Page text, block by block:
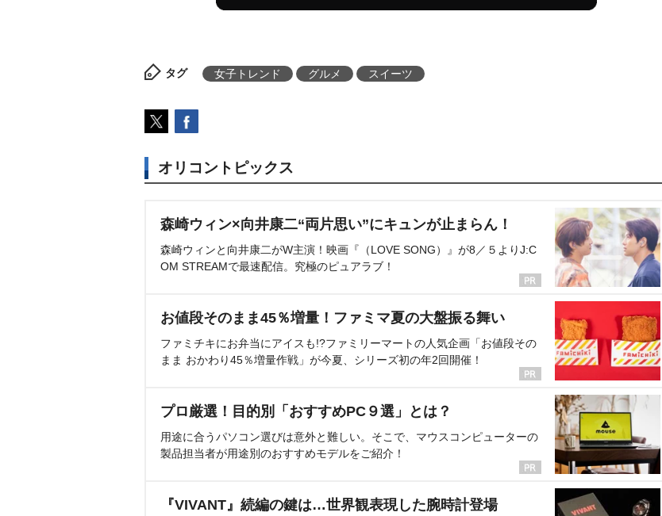
タグ 女子トレンド グルメ スイーツ
オリコントピックス
森崎ウィン×向井康二“両片思い”にキュンが止まらん！
森崎ウィンと向井康二がW主演！映画『（LOVE SONG）』が8／５よりJ:C
OM STREAMで最速配信。究極のピュアラブ！
お値段そのまま45％増量！ファミマ夏の大盤振る舞い
ファミチキにお弁当にアイスも!?ファミリーマートの人気企画「お値段その
まま おかわり45％増量作戦」が今夏、シリーズ初の年2回開催！
プロ厳選！目的別「おすすめPC９選」とは？
用途に合うパソコン選びは意外と難しい。そこで、マウスコンピューターの
製品担当者が用途別のおすすめモデルをご紹介！
『VIVANT』続編の鍵は…世界観表現した腕時計登場